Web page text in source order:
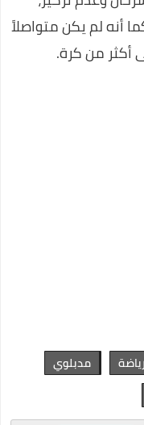
المنزلية عن طريق
أنه لم يكن متواصلاً
أكثر من كرة.
رياضة
مدبلوي